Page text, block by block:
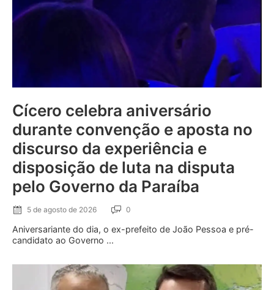
Cícero celebra aniversário
durante convenção e aposta no
discurso da experiência e
disposição de luta na disputa
pelo Governo da Paraíba
5 de agosto de 2026 0
Aniversariante do dia, o ex-prefeito de João Pessoa e pré-
candidato ao Governo ...